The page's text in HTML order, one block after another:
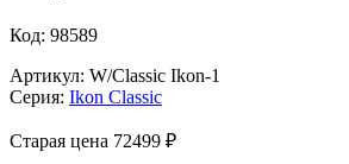
Код: 98589
Артикул: W/Classic Ikon-1
Серия: Ikon Classiс
Старая цена 72499 ₽